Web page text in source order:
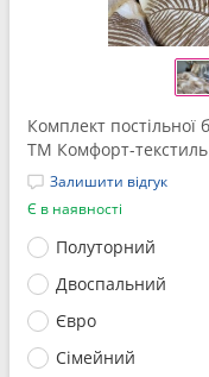
Комплект
ТМ Комфорт-текстиль
Залишити відгук
Є в наявності
Полуторний
Двоспальний
Євро
Сімейний